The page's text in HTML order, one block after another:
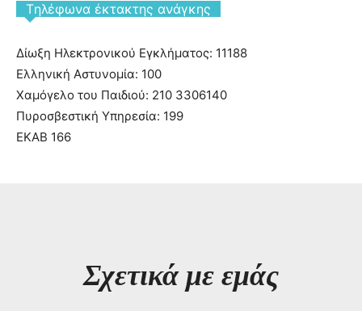
Tηλέφωνα έκτακτης ανάγκης
Δίωξη Ηλεκτρονικού Εγκλήματος: 11188
Ελληνική Αστυνομία: 100
Χαμόγελο του Παιδιού: 210 3306140
Πυροσβεστική Υπηρεσία: 199
ΕΚΑΒ 166
Σχετικά με εμάς